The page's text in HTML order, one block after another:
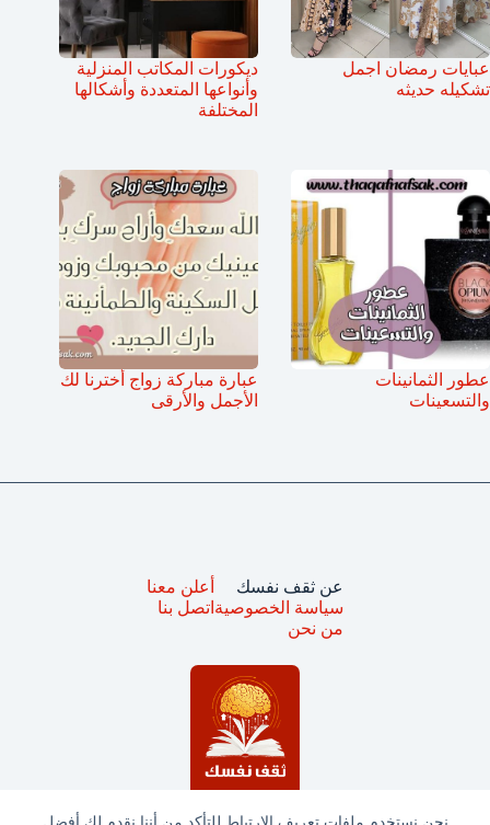
عبايات رمضان اجمل
تشكيله حديثه
ديكورات المكاتب المنزلية
وأنواعها المتعددة وأشكالها
المختلفة
عطور الثمانينات
والتسعينات
عبارة مباركة زواج أخترنا لك
الأجمل والأرقى
عن ثقف نفسك
سياسة الخصوصية
من نحن
أعلن معنا
اتصل بنا